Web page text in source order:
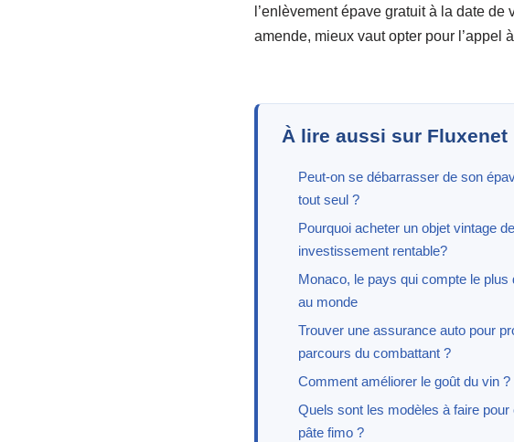
l’enlèvement épave gratuit à la date
amende, mieux vaut opter pour l’appel
À lire aussi sur Fluxenet
Peut-on se débarrasser de son
tout seul ?
Pourquoi acheter un objet vintage
investissement rentable?
Monaco, le pays qui compte le plus
au monde
Trouver une assurance auto pour
parcours du combattant ?
Comment améliorer le goût du vin ?
Quels sont les modèles à faire
pâte fimo ?